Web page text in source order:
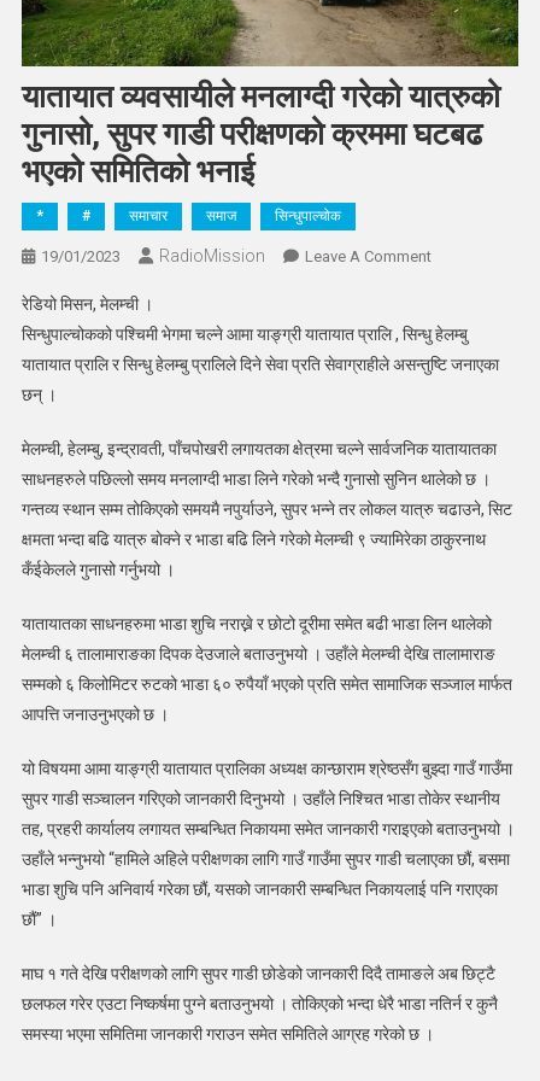
यातायात व्यवसायीले मनलाग्दी गरेको यात्रुको
गुनासो, सुपर गाडी परीक्षणको क्रममा घटबढ
भएको समितिको भनाई
* # समाचार समाज सिन्धुपाल्चोक
19/01/2023 RadioMission Leave A CommentOn
मनलाग्दी
गरेको
सुपर
गाडी
परीक्षणको
क्रममा
समितिको
रेडियो मिसन, मेलम्ची ।
सिन्धुपाल्चोकको पश्चिमी भेगमा चल्ने आमा याङ्ग्री यातायात प्रालि , सिन्धु हेलम्बु
यातायात प्रालि र सिन्धु हेलम्बु प्रालिले दिने सेवा प्रति सेवाग्राहीले असन्तुष्टि जनाएका
छन् ।
मेलम्ची, हेलम्बु, इन्द्रावती, पाँचपोखरी लगायतका क्षेत्रमा चल्ने सार्वजनिक यातायातका
साधनहरुले पछिल्लो समय मनलाग्दी भाडा लिने गरेको भन्दै गुनासो सुनिन थालेको छ ।
गन्तव्य स्थान सम्म तोकिएको समयमै नपुर्याउने, सुपर भन्ने तर लोकल यात्रु चढाउने, सिट
क्षमता भन्दा बढि यात्रु बोक्ने र भाडा बढि लिने गरेको मेलम्ची ९ ज्यामिरेका ठाकुरनाथ
कँईकेलले गुनासो गर्नुभयो ।
यातायातका साधनहरुमा भाडा शुचि नराख्ने र छोटो दूरीमा समेत बढी भाडा लिन थालेको
मेलम्ची ६ तालामाराङका दिपक देउजाले बताउनुभयो । उहाँले मेलम्ची देखि तालामाराङ
सम्मको ६ किलोमिटर रुटको भाडा ६० रुपैयाँ भएको प्रति समेत सामाजिक सञ्जाल मार्फत
आपत्ति जनाउनुभएको छ ।
यो विषयमा आमा याङ्ग्री यातायात प्रालिका अध्यक्ष कान्छाराम श्रेष्ठसँग बुझ्दा गाउँ गाउँमा
सुपर गाडी सञ्चालन गरिएको जानकारी दिनुभयो । उहाँले निश्चित भाडा तोकेर स्थानीय
तह, प्रहरी कार्यालय लगायत सम्बन्धित निकायमा समेत जानकारी गराइएको बताउनुभयो ।
उहाँले भन्नुभयो “हामिले अहिले परीक्षणका लागि गाउँ गाउँमा सुपर गाडी चलाएका छौं, बसमा
भाडा शुचि पनि अनिवार्य गरेका छौं, यसको जानकारी सम्बन्धित निकायलाई पनि गराएका
छौं” ।
माघ १ गते देखि परीक्षणको लागि सुपर गाडी छोडेको जानकारी दिदै तामाङले अब छिट्टै
छलफल गरेर एउटा निष्कर्षमा पुग्ने बताउनुभयो । तोकिएको भन्दा धेरै भाडा नतिर्न र कुनै
समस्या भएमा समितिमा जानकारी गराउन समेत समितिले आग्रह गरेको छ ।